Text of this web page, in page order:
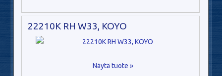
22210K RH W33, KOYO
Näytä tuote »